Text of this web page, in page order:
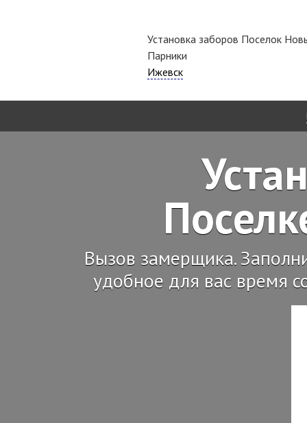
Установка заборов Поселок
Парники
Ижевск
Вызов замерщика.
удобное для вас время